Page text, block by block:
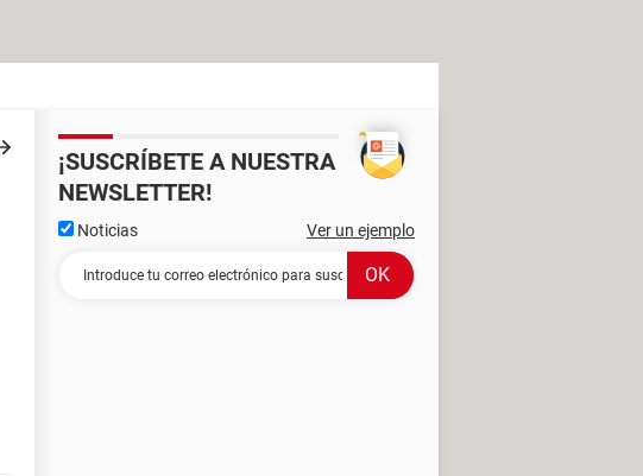
¡SUSCRÍBETE A NUESTRA
NEWSLETTER!
Noticias Ver un ejemplo